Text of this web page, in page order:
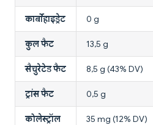
कार्बोहाइड्रेट 0 g
कुल फैट 13,5 g
सैचुरेटेड फैट 8,5 g (43% DV)
ट्रांस फैट 0,5 g
कोलेस्ट्रॉल 35 mg (12% DV)